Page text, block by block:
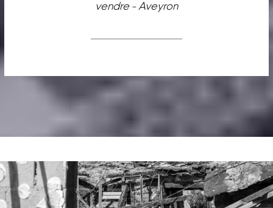
vendre - Aveyron